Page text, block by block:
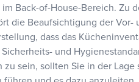
Back-of-House-Bereich. Zu
die Beaufsichtigung der Vor-
dass das
und
zu sein, sollten Sie in der Lage